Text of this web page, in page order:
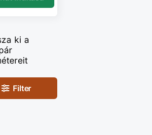
ki a
Filter